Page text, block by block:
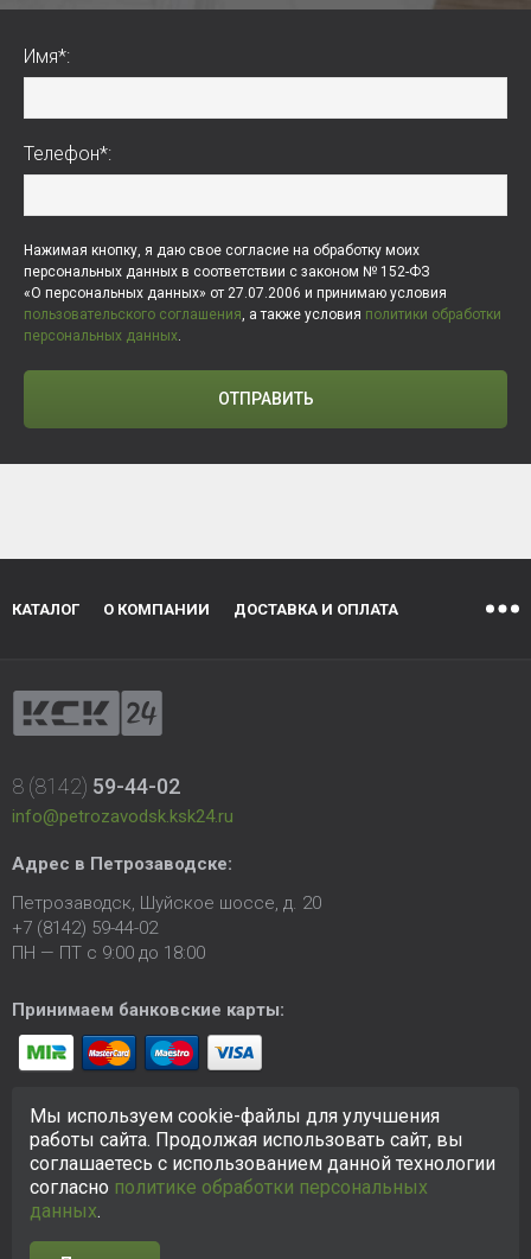
Имя*:
Телефон*:
Нажимая кнопку, я даю свое согласие на обработку моих
персональных данных в соответствии с законом № 152-ФЗ
«О персональных данных» от 27.07.2006 и принимаю условия
пользовательского соглашения , а также условия политики обработки
персональных данных
ОТПРАВИТЬ
КАТАЛОГ О КОМПАНИИ ДОСТАВКА И ОПЛАТА
8 (8142) 59-44-02
info@petrozavodsk.ksk24.ru
Адрес в Петрозаводске:
Петрозаводск, Шуйское шоссе, д. 20
+7 (8142) 59-44-02
ПН — ПТ с 9:00 до 18:00
Принимаем банковские карты:
© 2005-2026 ООО «КСК». Сайтhttps://petrozavodsk.ksk24.ru
создан исключительно в информационных целях и любая
информация на сайте не является публичной офертой.
Политика в отношении персональных данных
Мы используем cookie-файлы для улучшения
работы сайта. Продолжая использовать сайт, вы
соглашаетесь с использованием данной технологии
согласно политике обработки персональных
данных.